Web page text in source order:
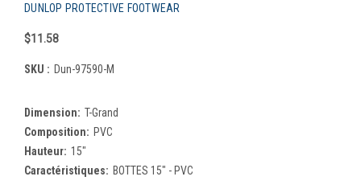
DUNLOP PROTECTIVE FOOTWEAR
$11.58
SKU : Dun-97590-M
Dimension: T-Grand
Composition: PVC
Hauteur: 15"
Caractéristiques: BOTTES 15" - PVC